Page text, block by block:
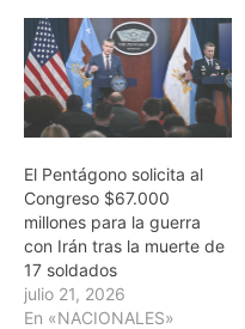
El Pentágono solicita al
Congreso $67.000
millones para la guerra
con Irán tras la muerte de
17 soldados
julio 21, 2026
En «NACIONALES»